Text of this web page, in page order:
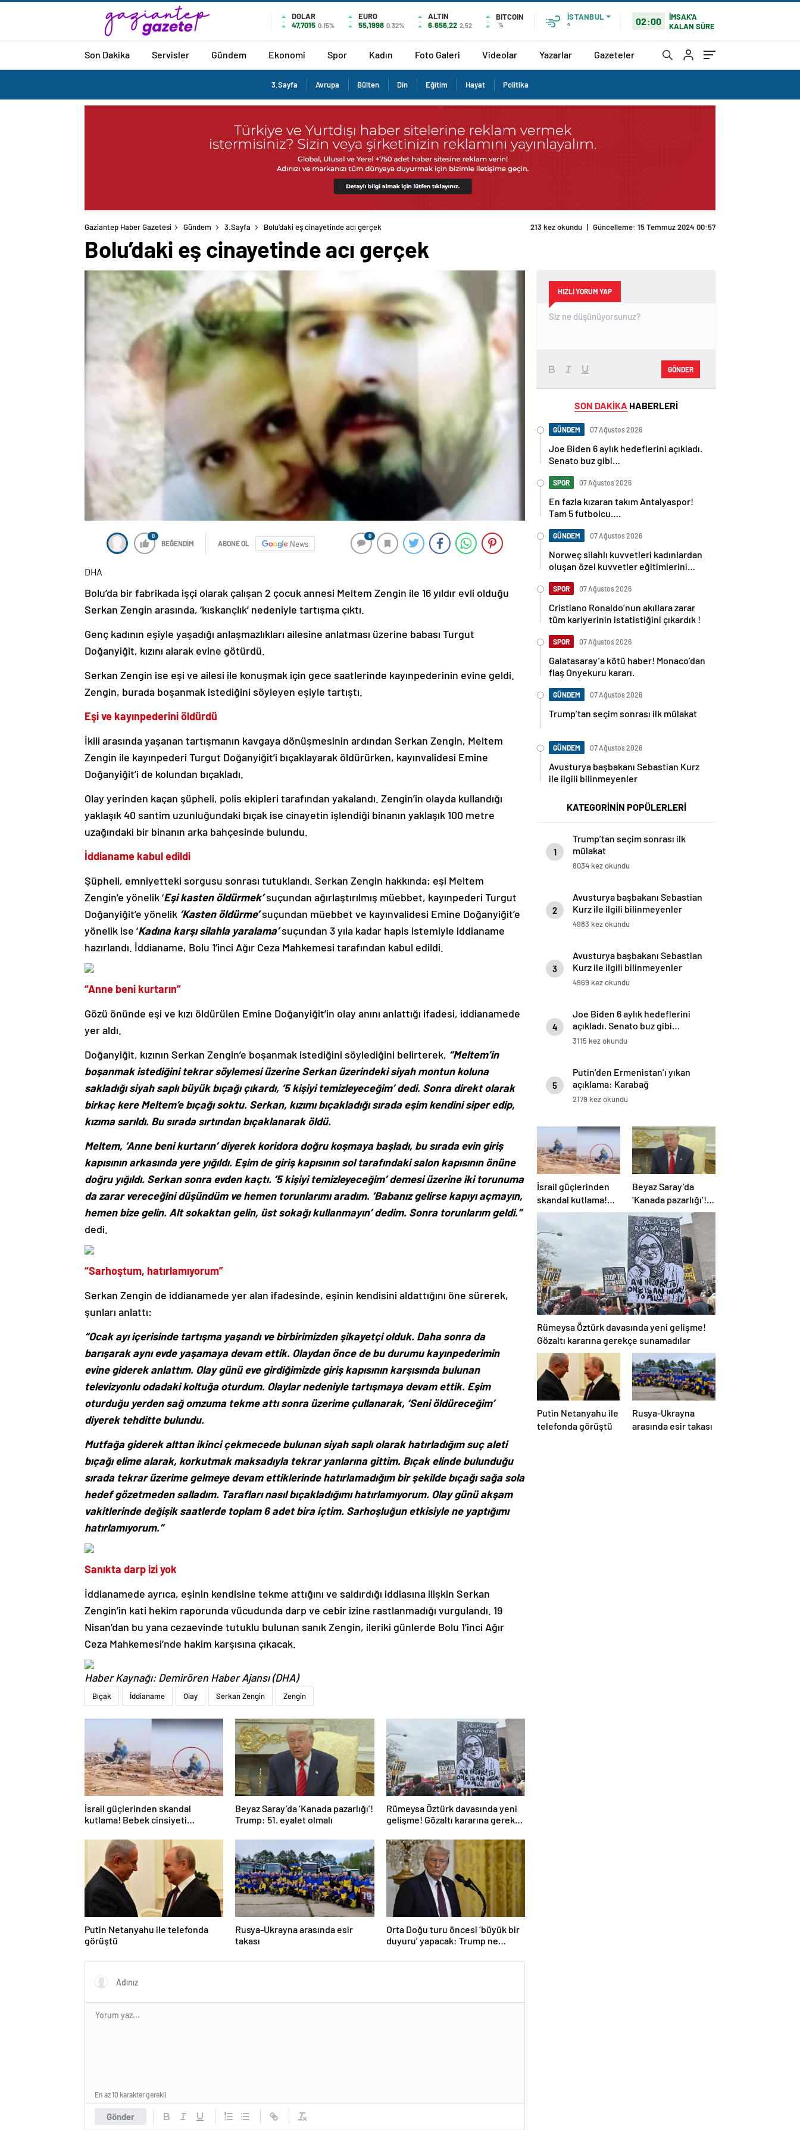
DOLAR
47,7015 0.15%
EURO
55,1998 0.32%
ALTIN
6.656,22 2,52
BITCOIN
%
İSTANBUL
°
02:00
İMSAK'A
KALAN SÜRE
Son Dakika Servisler Gündem Ekonomi Spor Kadın Foto Galeri Videolar Yazarlar Gazeteler
3.Sayfa Avrupa Bülten Din Eğitim Hayat Politika
Gaziantep Haber Gazetesi Gündem 3.Sayfa Bolu’daki eş cinayetinde acı gerçek 213 kez okundu | Güncelleme: 15 Temmuz 2024 00:57
Bolu’daki eş cinayetinde acı gerçek
0
BEĞENDİM ABONE OL News
0
DHA
Bolu’da bir fabrikada işçi olarak çalışan 2 çocuk annesi Meltem Zengin ile 16 yıldır evli olduğu
Serkan Zengin arasında, ‘kıskançlık’ nedeniyle tartışma çıktı.
Genç kadının eşiyle yaşadığı anlaşmazlıkları ailesine anlatması üzerine babası Turgut
Doğanyiğit, kızını alarak evine götürdü.
Serkan Zengin ise eşi ve ailesi ile konuşmak için gece saatlerinde kayınpederinin evine geldi.
Zengin, burada boşanmak istediğini söyleyen eşiyle tartıştı.
Eşi ve kayınpederini öldürdü
İkili arasında yaşanan tartışmanın kavgaya dönüşmesinin ardından Serkan Zengin, Meltem
Zengin ile kayınpederi Turgut Doğanyiğit’i bıçaklayarak öldürürken, kayınvalidesi Emine
Doğanyiğit’i de kolundan bıçakladı.
Olay yerinden kaçan şüpheli, polis ekipleri tarafından yakalandı. Zengin’in olayda kullandığı
yaklaşık 40 santim uzunluğundaki bıçak ise cinayetin işlendiği binanın yaklaşık 100 metre
uzağındaki bir binanın arka bahçesinde bulundu.
İddianame kabul edildi
Şüpheli, emniyetteki sorgusu sonrası tutuklandı. Serkan Zengin hakkında; eşi Meltem
Zengin’e yönelik ‘Eşi kasten öldürmek’suçundan ağırlaştırılmış müebbet, kayınpederi Turgut
Doğanyiğit’e yönelik ‘Kasten öldürme’suçundan müebbet ve kayınvalidesi Emine Doğanyiğit’e
yönelik ise ‘Kadına karşı silahla yaralama’suçundan 3 yıla kadar hapis istemiyle iddianame
hazırlandı. İddianame, Bolu 1’inci Ağır Ceza Mahkemesi tarafından kabul edildi.
“Anne beni kurtarın”
Gözü önünde eşi ve kızı öldürülen Emine Doğanyiğit’in olay anını anlattığı ifadesi, iddianamede
yer aldı.
Doğanyiğit, kızının Serkan Zengin’e boşanmak istediğini söylediğini belirterek, “Meltem’in
boşanmak istediğini tekrar söylemesi üzerine Serkan üzerindeki siyah montun koluna
sakladığı siyah saplı büyük bıçağı çıkardı, ‘5 kişiyi temizleyeceğim’ dedi. Sonra direkt olarak
birkaç kere Meltem’e bıçağı soktu. Serkan, kızımı bıçakladığı sırada eşim kendini siper edip,
kızıma sarıldı. Bu sırada sırtından bıçaklanarak öldü.
Meltem, ‘Anne beni kurtarın’ diyerek koridora doğru koşmaya başladı, bu sırada evin giriş
kapısının arkasında yere yığıldı. Eşim de giriş kapısının sol tarafındaki salon kapısının önüne
doğru yığıldı. Serkan sonra evden kaçtı. ‘5 kişiyi temizleyeceğim’ demesi üzerine iki torunuma
da zarar vereceğini düşündüm ve hemen torunlarımı aradım. ‘Babanız gelirse kapıyı açmayın,
hemen bize gelin. Alt sokaktan gelin, üst sokağı kullanmayın’ dedim. Sonra torunlarım geldi.”
dedi.
“Sarhoştum, hatırlamıyorum”
Serkan Zengin de iddianamede yer alan ifadesinde, eşinin kendisini aldattığını öne sürerek,
şunları anlattı:
“Ocak ayı içerisinde tartışma yaşandı ve birbirimizden şikayetçi olduk. Daha sonra da
barışarak aynı evde yaşamaya devam ettik. Olaydan önce de bu durumu kayınpederimin
evine giderek anlattım. Olay günü eve girdiğimizde giriş kapısının karşısında bulunan
televizyonlu odadaki koltuğa oturdum. Olaylar nedeniyle tartışmaya devam ettik. Eşim
oturduğu yerden sağ omzuma tekme attı sonra üzerime çullanarak, ‘Seni öldüreceğim’
diyerek tehditte bulundu.
Mutfağa giderek alttan ikinci çekmecede bulunan siyah saplı olarak hatırladığım suç aleti
bıçağı elime alarak, korkutmak maksadıyla tekrar yanlarına gittim. Bıçak elinde bulunduğu
sırada tekrar üzerime gelmeye devam ettiklerinde hatırlamadığım bir şekilde bıçağı sağa sola
hedef gözetmeden salladım. Tarafları nasıl bıçakladığımı hatırlamıyorum. Olay günü akşam
vakitlerinde değişik saatlerde toplam 6 adet bira içtim. Sarhoşluğun etkisiyle ne yaptığımı
hatırlamıyorum.”
Sanıkta darp izi yok
İddianamede ayrıca, eşinin kendisine tekme attığını ve saldırdığı iddiasına ilişkin Serkan
Zengin’in kati hekim raporunda vücudunda darp ve cebir izine rastlanmadığı vurgulandı. 19
Nisan’dan bu yana cezaevinde tutuklu bulunan sanık Zengin, ileriki günlerde Bolu 1’inci Ağır
Ceza Mahkemesi’nde hakim karşısına çıkacak.
Haber Kaynağı: Demirören Haber Ajansı (DHA)
Bıçak İddianame Olay Serkan Zengin Zengin
İsrail güçlerinden skandal
kutlama! Bebek cinsiyeti
patlatıldı
Beyaz Saray’da ‘Kanada pazarlığı’!
Trump: 51. eyalet olmalı
Rümeysa Öztürk davasında yeni
gelişme! Gözaltı kararına gerekçe
Putin Netanyahu ile telefonda
görüştü
Rusya-Ukrayna arasında esir
takası
Orta Doğu turu öncesi ‘büyük bir
duyuru’ yapacak: Trump ne
Gönder
En az 10 karakter gerekli
HIZLI YORUM YAP
GÖNDER
SON DAKİKA HABERLERİ
GÜNDEM 07 Ağustos 2026
Joe Biden 6 aylık hedeflerini açıkladı.
Senato buz gibi…
SPOR 07 Ağustos 2026
En fazla kızaran takım Antalyaspor!
Tam 5 futbolcu….
GÜNDEM 07 Ağustos 2026
Norweç silahlı kuvvetleri kadınlardan
oluşan özel kuvvetler eğitimlerini
SPOR 07 Ağustos 2026
Cristiano Ronaldo’nun akıllara zarar
tüm kariyerinin istatistiğini çıkardık !
SPOR 07 Ağustos 2026
Galatasaray’a kötü haber! Monaco’dan
flaş Onyekuru kararı.
GÜNDEM 07 Ağustos 2026
Trump’tan seçim sonrası ilk mülakat
GÜNDEM 07 Ağustos 2026
Avusturya başbakanı Sebastian Kurz
ile ilgili bilinmeyenler
KATEGORİNİN POPÜLERLERİ
1
Trump’tan seçim sonrası ilk
mülakat
8034 kez okundu
2
Avusturya başbakanı Sebastian
Kurz ile ilgili bilinmeyenler
4983 kez okundu
3
Avusturya başbakanı Sebastian
Kurz ile ilgili bilinmeyenler
4969 kez okundu
4
Joe Biden 6 aylık hedeflerini
açıkladı. Senato buz gibi…
3115 kez okundu
5
Putin’den Ermenistan’ı yıkan
açıklama: Karabağ
Azerbaycan’ın ayrılmaz bir
2179 kez okundu
İsrail güçlerinden
skandal kutlama!
Bebek cinsiyeti
partisinde Gazze’de
bina patlatıldı
Beyaz Saray’da
‘Kanada pazarlığı’!
Trump: 51. eyalet
olmalı
Rümeysa Öztürk davasında yeni gelişme!
Gözaltı kararına gerekçe sunamadılar
Putin Netanyahu ile
telefonda görüştü
Rusya-Ukrayna
arasında esir takası